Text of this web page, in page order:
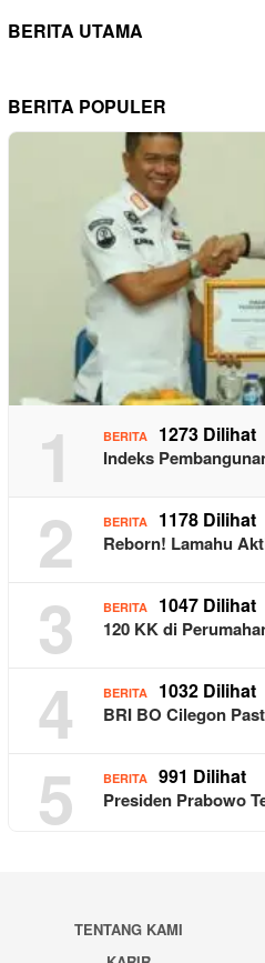
BERITA UTAMA
BERITA POPULER
1 BERITA 1273 Dilihat
Indeks
2 BERITA 1178 Dilihat
Reborn! Lamahu
3 BERITA 1047 Dilihat
120 KK di
4 BERITA 1032 Dilihat
BRI BO Cilegon
5 BERITA 991 Dilihat
Presiden Prabowo
TENTANG KAMI